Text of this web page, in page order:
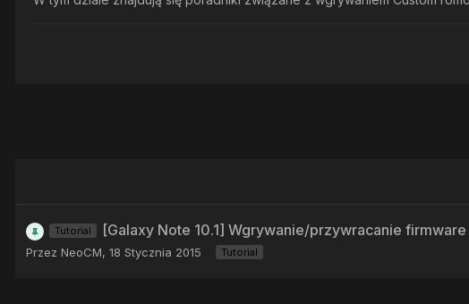
Tutorial [Galaxy Note 10.1] Wgrywanie/przywracanie
Przez NeoCM, 18 Stycznia 2015 Tutorial